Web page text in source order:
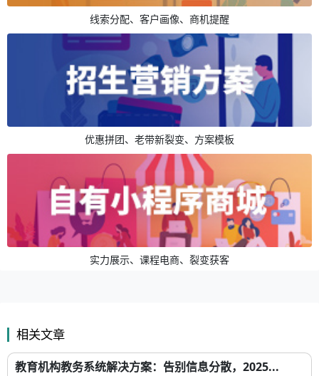
线索分配、客户画像、商机提醒
优惠拼团、老带新裂变、方案模板
实力展示、课程电商、裂变获客
相关文章
教育机构教务系统解决方案：告别信息分散，2025...